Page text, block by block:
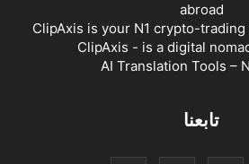
abroad
ClipAxis is your N1 crypto-
ClipAxis - is a digital
AI Translation Tools –
تابعنا